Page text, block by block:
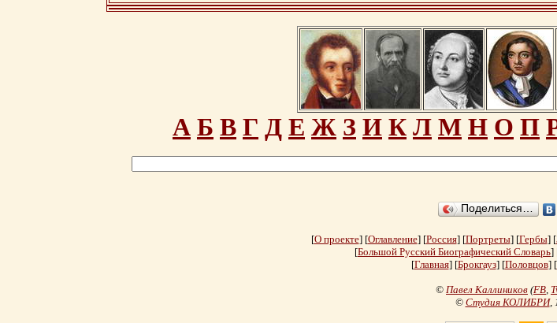
А Б В Г Д Е Ж З И К Л М Н О П
Поделиться…
[О проекте] [Оглавление] [Россия] [Портреты] [Гербы] [
[Большой Русский Биографический Словарь]
[Главная] [Брокгауз] [Половцов] [
© Павел Каллиников (FB,
© Студия КОЛИБРИ,